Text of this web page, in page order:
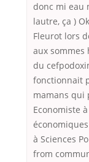
donc mi eau
lautre, ça )
Fleurot lors
aux sommes
du
fonctionnait
mamans qui
Economiste
économiques
à Sciences
from